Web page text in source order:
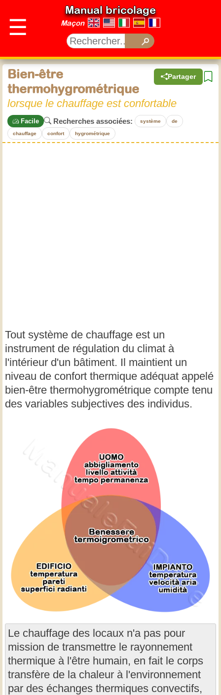
☰
Manual bricolage
Maçon
Partager
Bien-être
thermohygrométrique
lorsque le chauffage est confortable
Facile Recherches associées: système de
chauffage confort hygrométrique
Tout système de chauffage est un
instrument de régulation du climat à
l'intérieur d'un bâtiment. Il maintient un
niveau de confort thermique adéquat appelé
bien-être thermohygrométrique compte tenu
des variables subjectives des individus.
Le chauffage des locaux n'a pas pour
mission de transmettre le rayonnement
thermique à l'être humain, en fait le corps
transfère de la chaleur à l'environnement
par des échanges thermiques convectifs,